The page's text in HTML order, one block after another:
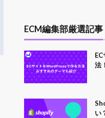
ECM編集部厳選記事
法
い